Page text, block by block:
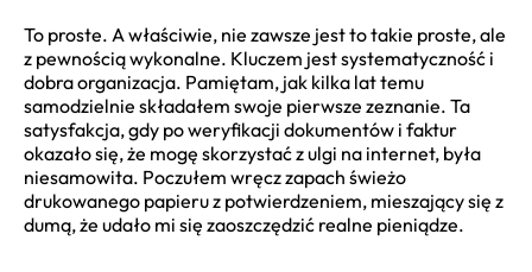
To proste. A właściwie, nie zawsze jest to takie proste, ale
z pewnością wykonalne. Kluczem jest systematyczność i
dobra organizacja. Pamiętam, jak kilka lat temu
samodzielnie składałem swoje pierwsze zeznanie. Ta
satysfakcja, gdy po weryfikacji dokumentów i faktur
okazało się, że mogę skorzystać z ulgi na internet, była
niesamowita. Poczułem wręcz zapach świeżo
drukowanego papieru z potwierdzeniem, mieszający się z
dumą, że udało mi się zaoszczędzić realne pieniądze.